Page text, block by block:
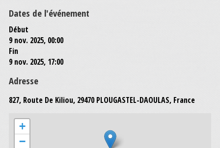
Dates de l'événement
Début
9 nov. 2025, 00:00
Fin
9 nov. 2025, 17:00
Adresse
827, Route De Kiliou, 29470 PLOUGASTEL-DAOULAS, France
+
−